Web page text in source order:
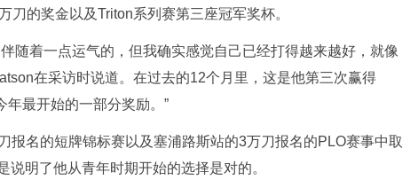
的奖金以及Triton系列赛第三座冠军奖杯。
随着一点运气的，但我确实感觉自己已经打得越来越好，就像
在采访时说道。在过去的12个月里，这是他第三次赢得
年最开始的一部分奖励。”
报名的短牌锦标赛以及塞浦路斯站的3万刀报名的PLO赛事中取
明了他从青年时期开始的选择是对的。